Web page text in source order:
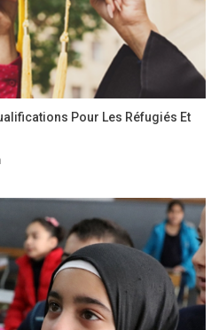
Pour Les Réfugiés Et